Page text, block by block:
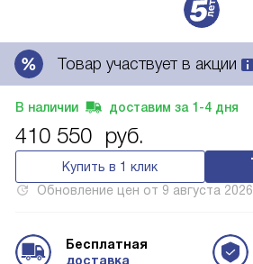
Товар участвует в акции
В наличии доставим за 1-4 дня
410 550 руб.
Купить в 1 клик
Обновление цен от 9 августа 2026
Бесплатная
доставка